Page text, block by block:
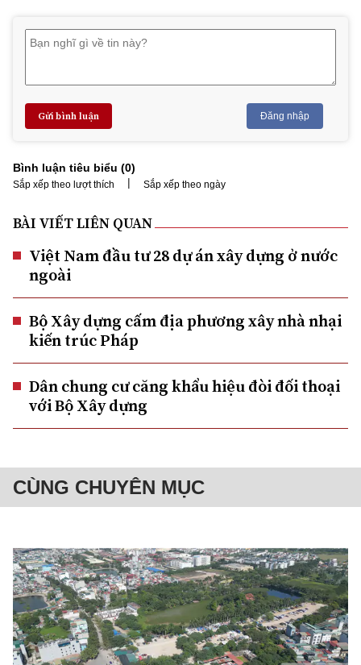
Gửi bình luận Đăng nhập
Bình luận tiêu biểu (0)
Sắp xếp theo lượt thích | Sắp xếp theo ngày
BÀI VIẾT LIÊN QUAN
Việt Nam đầu tư 28 dự án xây dựng ở nước
ngoài
Bộ Xây dựng cấm địa phương xây nhà nhại
kiến trúc Pháp
Dân chung cư căng khẩu hiệu đòi đối thoại
với Bộ Xây dựng
CÙNG CHUYÊN MỤC